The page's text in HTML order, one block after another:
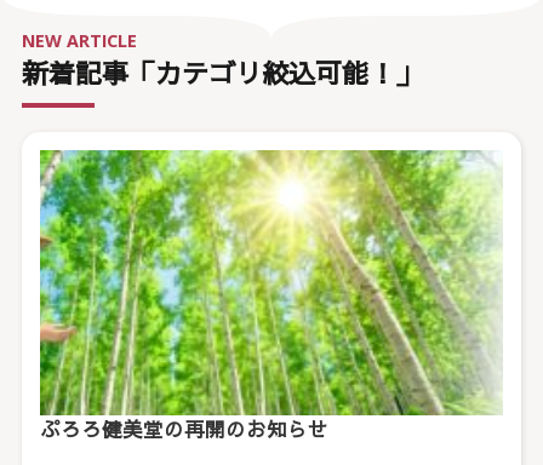
新着記事「カテゴリ絞込可能！」
NEW ARTICLE
ぷろろ健美堂の再開のお知らせ